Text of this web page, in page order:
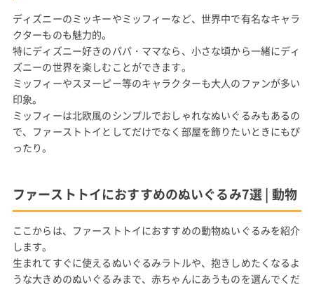
ディズニーのミッキーやミッフィーなど、世界中で有名なキャラ
クターものも魅力的。
特にディズニー好きのパパ・ママなら、小さな頃から一緒にディ
ズニーの世界を楽しむことができます。
ミッフィーやスヌーピー等のキャラクターも大人のファンが多い
印象。
ミッフィーは北欧風のシンプルでおしゃれなぬいぐるみもあるの
で、ファーストトイとしてだけでなく部屋を飾りたいときにもぴ
ったり。
ファーストトイにおすすめのぬいぐるみ7選 | 動物
ここからは、ファーストトイにおすすめの動物ぬいぐるみを紹介
します。
生まれてすぐに使えるぬいぐるみラトルや、抱きしめたくなるよ
うな大きめのぬいぐるみまで、赤ちゃんにあうものを選んでくだ